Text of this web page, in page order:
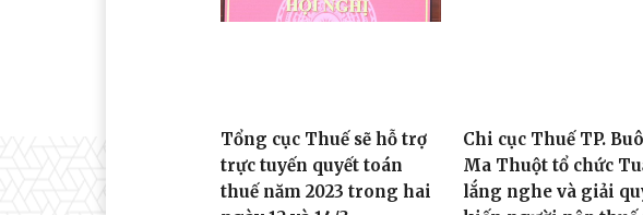
Tổng cục Thuế sẽ hỗ trợ
trực tuyến quyết toán
thuế năm 2023 trong hai
Chi cục Thuế TP.
Ma Thuột tổ chức
lắng nghe và giải